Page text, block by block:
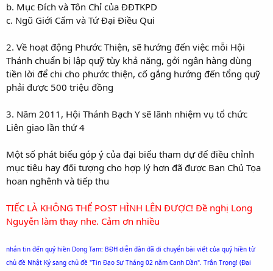
b. Mục Đích và Tôn Chỉ của ĐĐTKPD
c. Ngũ Giới Cấm và Tứ Đại Điều Qui
2. Về hoạt động Phước Thiện, sẽ hướng đến việc mỗi Hội
Thánh chuẩn bị lập quỹ tùy khả năng, gởi ngân hàng dùng
tiền lời để chi cho phước thiện, cố gắng hướng đến tổng quỹ
phải được 500 triệu đồng
3. Năm 2011, Hội Thánh Bạch Y sẽ lãnh nhiệm vụ tổ chức
Liên giao lần thứ 4
Một số phát biểu góp ý của đại biểu tham dự để điều chỉnh
mục tiêu hay đối tượng cho hợp lý hơn đã được Ban Chủ Tọa
hoan nghênh và tiếp thu
TIẾC LÀ KHÔNG THỂ POST HÌNH LÊN ĐƯỢC! Đề nghị Long
Nguyễn làm thay nhe. Cảm ơn nhiều
nhắn tin đến quý hiền Dong Tam: BĐH diễn đàn đã di chuyển bài viết của quý hiền từ
chủ đề Nhật Ký sang chủ đề "Tin Đạo Sự Tháng 02 năm Canh Dần". Trân Trọng! (Đại